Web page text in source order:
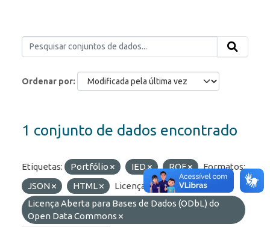
Ordenar por
1 conjunto de dados encontrado
Etiquetas: Portfólio IED ROF
Formatos:
JSON
HTML
Licenças:
Licença Aberta para Bases de Dados (ODbL) do
Open Data Commons